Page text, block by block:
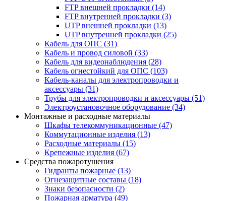
FTP внешней прокладки (14)
FTP внутренней прокладки (3)
UTP внешней прокладки (13)
UTP внутренней прокладки (25)
Кабель для ОПС (31)
Кабель и провод силовой (33)
Кабель для видеонаблюдения (28)
Кабель огнестойкий для ОПС (103)
Кабель-каналы для электропроводки и
аксессуары (31)
Трубы для электропроводки и аксессуары (51)
Электроустановочное оборудование (34)
Монтажные и расходные материалы
Шкафы телекоммуникационные (47)
Коммутационные изделия (13)
Расходные материалы (15)
Крепежные изделия (67)
Средства пожаротушения
Гидранты пожарные (13)
Огнезащитные составы (18)
Знаки безопасности (2)
Пожарная арматура (49)